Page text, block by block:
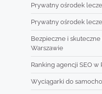
Prywatny ośrodek
Prywatny ośrodek
Bezpieczne i
Warszawie
Ranking agencji SEO w
Wyciągarki do